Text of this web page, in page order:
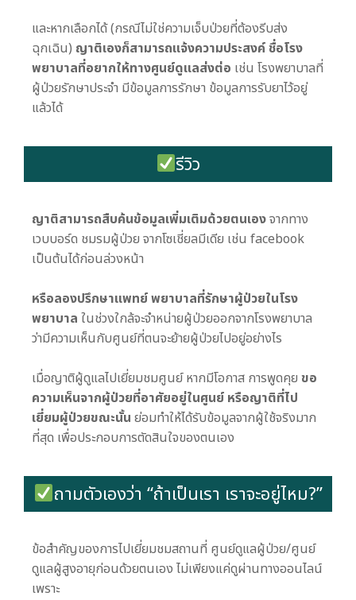
และหากเลือกได้ (กรณีไม่ใช่ความเจ็บป่วยที่ต้องรีบส่ง
ฉุกเฉิน) ญาติเองก็สามารถแจ้งความประสงค์ ชื่อโรง
พยาบาลที่อยากให้ทางศูนย์ดูแลส่งต่อ เช่น โรงพยาบาลที่
ผู้ป่วยรักษาประจำ มีข้อมูลการรักษา ข้อมูลการรับยาไว้อยู่
แล้วได้
รีวิว
ญาติสามารถสืบค้นข้อมูลเพิ่มเติมด้วยตนเองจากทาง
เวบบอร์ด ชมรมผู้ป่วย จากโซเชี่ยลมีเดีย เช่น facebook
เป็นต้นได้ก่อนล่วงหน้า
หรือลองปรึกษาแพทย์ พยาบาลที่รักษาผู้ป่วยในโรง
พยาบาล ในช่วงใกล้จะจำหน่ายผู้ป่วยออกจากโรงพยาบาล
ว่ามีความเห็นกับศูนย์ที่ตนจะย้ายผู้ป่วยไปอยู่อย่างไร
เมื่อญาติผู้ดูแลไปเยี่ยมชมศูนย์ หากมีโอกาส การพูดคุย ขอ
ความเห็นจากผู้ป่วยที่อาศัยอยู่ในศูนย์ หรือญาติที่ไป
เยี่ยมผู้ป่วยขณะนั้น ย่อมทำให้ได้รับข้อมูลจากผู้ใช้จริงมาก
ที่สุด เพื่อประกอบการตัดสินใจของตนเอง
ถามตัวเองว่า “ถ้าเป็นเรา เราจะอยู่ไหม?”
ข้อสำคัญของการไปเยี่ยมชมสถานที่ ศูนย์ดูแลผู้ป่วย/ศูนย์
ดูแลผู้สูงอายุก่อนด้วยตนเอง ไม่เพียงแค่ดูผ่านทางออนไลน์
เพราะ